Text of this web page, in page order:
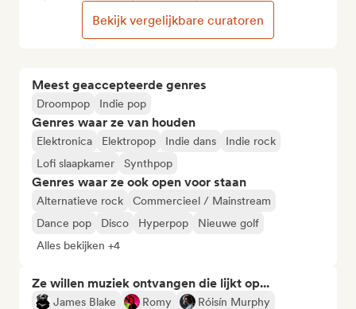
Meest geaccepteerde genres
Droompop Indie pop
Genres waar ze van houden
Elektronica Elektropop Indie dans
Indie rock
Lofi slaapkamer
Synthpop
Genres waar ze ook open voor staan
Alternatieve rock
Commercieel / Mainstream
Dance pop
Disco Hyperpop
Nieuwe golf
Alles bekijken +4
Ze willen muziek ontvangen die lijkt op...
James Blake Romy
Róisín Murphy
Bekijk vergelijkbare curatoren